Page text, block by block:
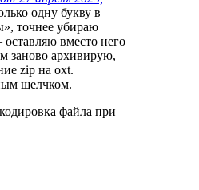
одну букву в
точнее убираю
вместо него
заново архивирую,
zip на oxt.
щелчком.
файла при